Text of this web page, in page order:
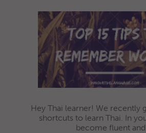
Hey Thai learner! We recently
shortcuts to learn Thai. In
become fluent and